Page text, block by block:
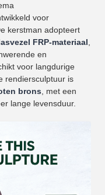
voor
kerstman adopteert
FRP-materiaal,
en
voor langdurige
rendiersculptuur is
brons, met een
lange levensduur.